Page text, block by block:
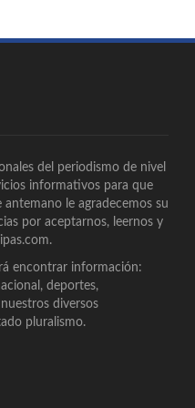
del periodismo de nivel
informativos para que
le agradecemos su
por aceptarnos, leernos y
encontrar información:
deportes,
diversos
pluralismo.